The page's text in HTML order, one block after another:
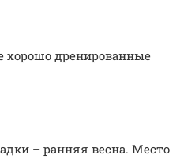
дренированные
– ранняя весна. Место